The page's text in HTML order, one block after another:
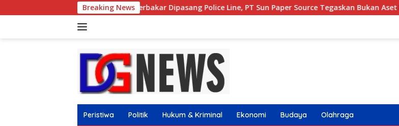
to
Breaking News
Lahan Terbakar Dipasang Police Line, PT Sun Paper Source Tegaskan Bukan Aset Perusahaan
Peristiwa Politik Hukum & Kriminal Ekonomi Budaya Olahraga